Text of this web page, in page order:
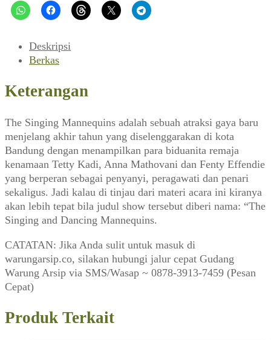
Deskripsi
Berkas
Keterangan
The Singing Mannequins adalah sebuah atraksi gaya baru
menjelang akhir tahun yang diselenggarakan di kota
Bandung dengan menampilkan para biduanita remaja
kenamaan Tetty Kadi, Anna Mathovani dan Fenty Effendie
yang berperan sebagai penyanyi, peragawati dan penari
sekaligus. Jadi kalau di tinjau dari materi acara ini kiranya
akan lebih tepat bila judul show tersebut diberi nama: “The
Singing and Dancing Mannequins.
CATATAN: Jika Anda sulit untuk masuk di
warungarsip.co, silakan hubungi jalur cepat Gudang
Warung Arsip via SMS/Wasap ~ 0878-3913-7459 (Pesan
Cepat)
Produk Terkait